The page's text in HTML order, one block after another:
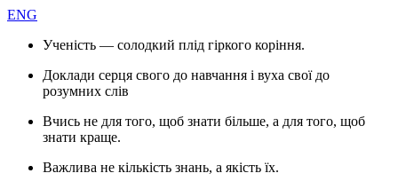
ENG
Ученість — солодкий плід гіркого коріння.
Доклади серця свого до навчання і вуха свої до
розумних слів
Вчись не для того, щоб знати більше, а для того, щоб
знати краще.
Важлива не кількість знань, а якість їх.